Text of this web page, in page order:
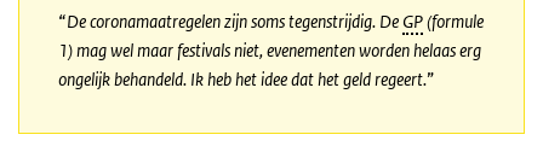
“De coronamaatregelen zijn soms tegenstrijdig. De GP(formule
1) mag wel maar festivals niet, evenementen worden helaas erg
ongelijk behandeld. Ik heb het idee dat het geld regeert.”